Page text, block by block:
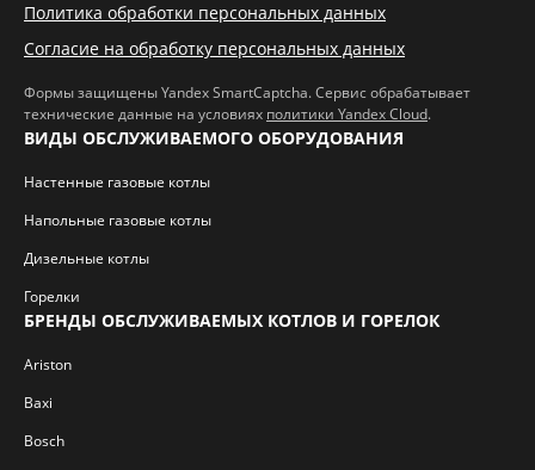
Политика обработки персональных данных
Согласие на обработку персональных данных
Формы защищены Yandex SmartCaptcha. Сервис обрабатывает
технические данные на условиях политики Yandex Cloud.
ВИДЫ ОБСЛУЖИВАЕМОГО ОБОРУДОВАНИЯ
Настенные газовые котлы
Напольные газовые котлы
Дизельные котлы
Горелки
БРЕНДЫ ОБСЛУЖИВАЕМЫХ КОТЛОВ И ГОРЕЛОК
Ariston
Baxi
Bosch